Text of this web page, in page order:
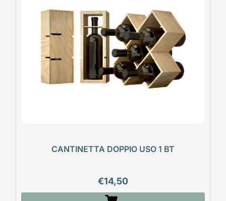
CANTINETTA DOPPIO USO 1 BT
€14,50